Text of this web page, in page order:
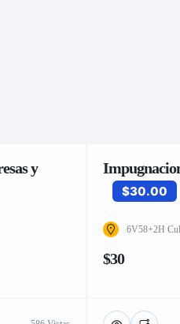
y
$30.00
6V58+2H
$30